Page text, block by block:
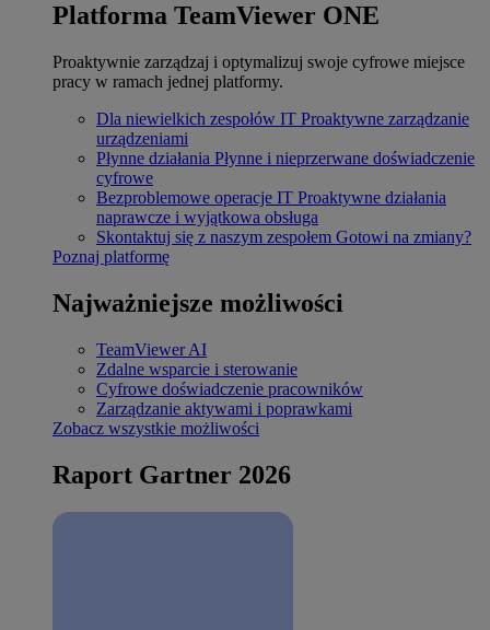
Platforma TeamViewer ONE
Proaktywnie zarządzaj i optymalizuj swoje cyfrowe miejsce
pracy w ramach jednej platformy.
Dla niewielkich zespołów IT Proaktywne zarządzanie
urządzeniami
Płynne działania Płynne i nieprzerwane doświadczenie
cyfrowe
Bezproblemowe operacje IT Proaktywne działania
naprawcze i wyjątkowa obsługa
Skontaktuj się z naszym zespołem Gotowi na zmiany?
Poznaj platformę
Najważniejsze możliwości
TeamViewer AI
Zdalne wsparcie i sterowanie
Cyfrowe doświadczenie pracowników
Zarządzanie aktywami i poprawkami
Zobacz wszystkie możliwości
Raport Gartner 2026